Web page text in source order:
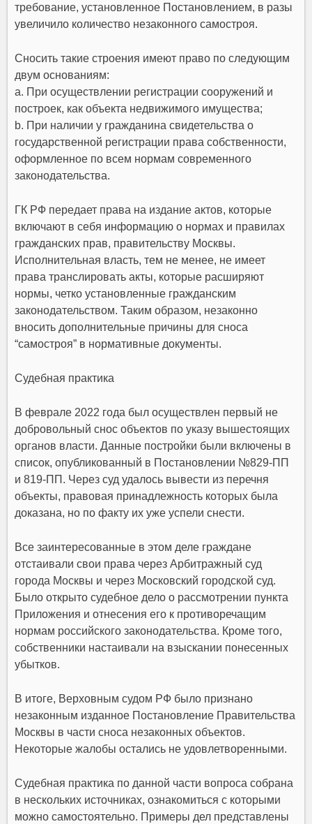
требование, установленное Постановлением, в разы
увеличило количество незаконного самостроя.
Сносить такие строения имеют право по следующим
двум основаниям:
а. При осуществлении регистрации сооружений и
построек, как объекта недвижимого имущества;
b. При наличии у гражданина свидетельства о
государственной регистрации права собственности,
оформленное по всем нормам современного
законодательства.
ГК РФ передает права на издание актов, которые
включают в себя информацию о нормах и правилах
гражданских прав, правительству Москвы.
Исполнительная власть, тем не менее, не имеет
права транслировать акты, которые расширяют
нормы, четко установленные гражданским
законодательством. Таким образом, незаконно
вносить дополнительные причины для сноса
“самостроя” в нормативные документы.
Судебная практика
В феврале 2022 года был осуществлен первый не
добровольный снос объектов по указу вышестоящих
органов власти. Данные постройки были включены в
список, опубликованный в Постановлении №829-ПП
и 819-ПП. Через суд удалось вывести из перечня
объекты, правовая принадлежность которых была
доказана, но по факту их уже успели снести.
Все заинтересованные в этом деле граждане
отстаивали свои права через Арбитражный суд
города Москвы и через Московский городской суд.
Было открыто судебное дело о рассмотрении пункта
Приложения и отнесения его к противоречащим
нормам российского законодательства. Кроме того,
собственники настаивали на взыскании понесенных
убытков.
В итоге, Верховным судом РФ было признано
незаконным изданное Постановление Правительства
Москвы в части сноса незаконных объектов.
Некоторые жалобы остались не удовлетворенными.
Судебная практика по данной части вопроса собрана
в нескольких источниках, ознакомиться с которыми
можно самостоятельно. Примеры дел представлены